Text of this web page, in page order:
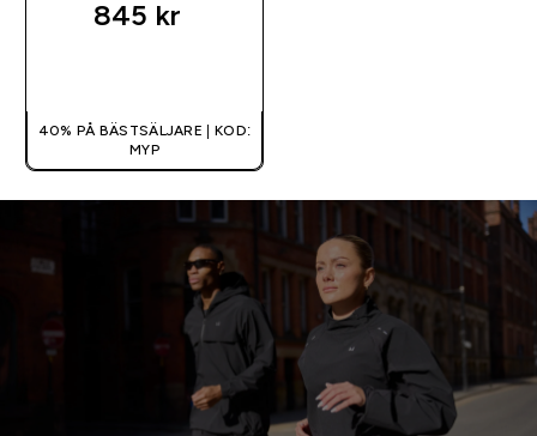
845 kr‎
40% PÅ BÄSTSÄLJARE | KOD:
MYP